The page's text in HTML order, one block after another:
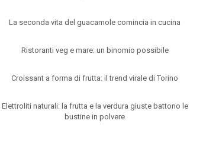
La seconda vita del guacamole comincia in cucina
Ristoranti veg e mare: un binomio possibile
Croissant a forma di frutta: il trend virale di Torino
Elettroliti naturali: la frutta e la verdura giuste battono le
bustine in polvere